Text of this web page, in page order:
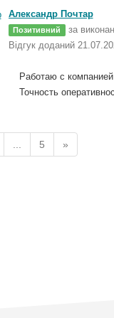
Александр Почтар
Позитивний за
Відгук доданий
Работаю с
Точность
5 »